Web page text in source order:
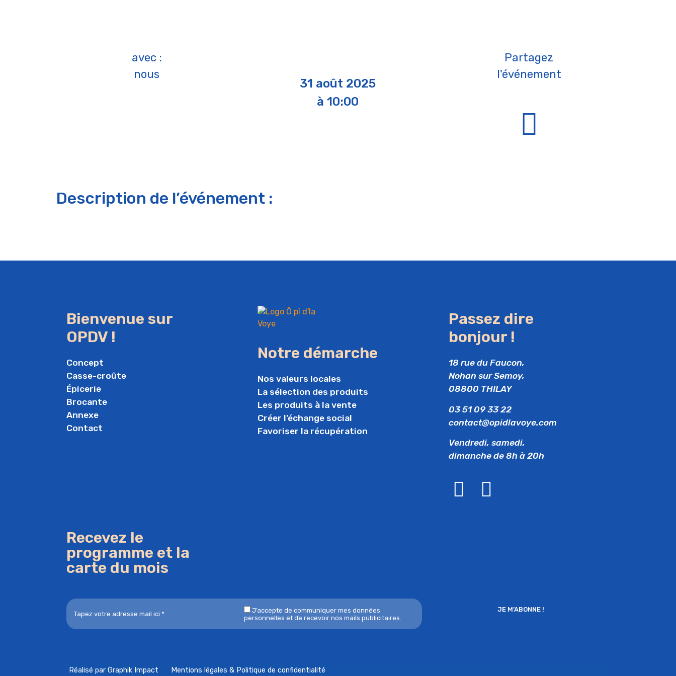
avec :
nous
31 août 2025
à 10:00
Partagez
l'événement
Description de l’événement :
Bienvenue sur
OPDV !
Concept
Casse-croûte
Épicerie
Brocante
Annexe
Contact
Notre démarche
Nos valeurs locales
La sélection des produits
Les produits à la vente
Créer l’échange social
Favoriser la récupération
Passez dire
bonjour !
18 rue du Faucon,
Nohan sur Semoy,
08800 THILAY
03 51 09 33 22
contact@opidlavoye.com
Vendredi, samedi,
dimanche de 8h à 20h
Recevez le
programme et la
carte du mois
J’accepte de communiquer mes données
personnelles et de recevoir nos mails publicitaires.
Réalisé par Graphik Impact Mentions légales & Politique de confidentialité